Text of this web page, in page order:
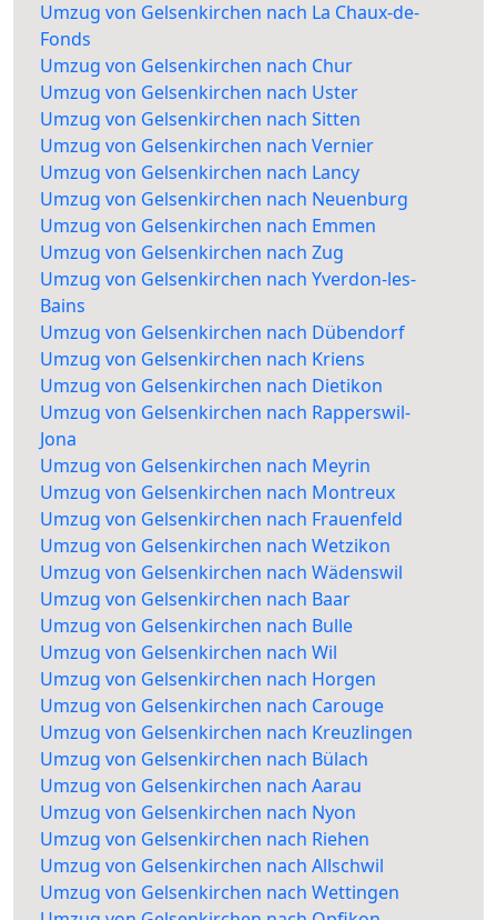
Umzug von Gelsenkirchen nach La Chaux-de-
Fonds
Umzug von Gelsenkirchen nach Chur
Umzug von Gelsenkirchen nach Uster
Umzug von Gelsenkirchen nach Sitten
Umzug von Gelsenkirchen nach Vernier
Umzug von Gelsenkirchen nach Lancy
Umzug von Gelsenkirchen nach Neuenburg
Umzug von Gelsenkirchen nach Emmen
Umzug von Gelsenkirchen nach Zug
Umzug von Gelsenkirchen nach Yverdon-les-
Bains
Umzug von Gelsenkirchen nach Dübendorf
Umzug von Gelsenkirchen nach Kriens
Umzug von Gelsenkirchen nach Dietikon
Umzug von Gelsenkirchen nach Rapperswil-
Jona
Umzug von Gelsenkirchen nach Meyrin
Umzug von Gelsenkirchen nach Montreux
Umzug von Gelsenkirchen nach Frauenfeld
Umzug von Gelsenkirchen nach Wetzikon
Umzug von Gelsenkirchen nach Wädenswil
Umzug von Gelsenkirchen nach Baar
Umzug von Gelsenkirchen nach Bulle
Umzug von Gelsenkirchen nach Wil
Umzug von Gelsenkirchen nach Horgen
Umzug von Gelsenkirchen nach Carouge
Umzug von Gelsenkirchen nach Kreuzlingen
Umzug von Gelsenkirchen nach Bülach
Umzug von Gelsenkirchen nach Aarau
Umzug von Gelsenkirchen nach Nyon
Umzug von Gelsenkirchen nach Riehen
Umzug von Gelsenkirchen nach Allschwil
Umzug von Gelsenkirchen nach Wettingen